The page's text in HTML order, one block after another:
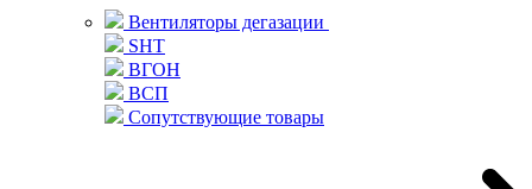
Вентиляторы дегазации
SHT
ВГОН
ВСП
Сопутствующие товары